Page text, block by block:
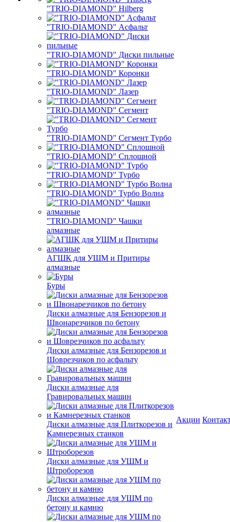
"TRIO-DIAMOND" Hilberg
"TRIO-DIAMOND" Асфальт
"TRIO-DIAMOND" Диски пильные
"TRIO-DIAMOND" Коронки
"TRIO-DIAMOND" Лазер
"TRIO-DIAMOND" Сегмент
"TRIO-DIAMOND" Сегмент Турбо
"TRIO-DIAMOND" Сплошной
"TRIO-DIAMOND" Турбо
"TRIO-DIAMOND" Турбо Волна
"TRIO-DIAMOND" Чашки
алмазные
АГШК для УШМ и Притиры
алмазные
Буры
Диски алмазные для Бензорезов и
Швонарезчиков по бетону
Диски алмазные для Бензорезов и
Шоврезчиков по асфальту
Диски алмазные для
Гравировальных машин
Диски алмазные для Плиткорезов и
Камнерезных станков
Диски алмазные для УШМ и
Штроборезов
Диски алмазные для УШМ по
бетону и камню
Акции